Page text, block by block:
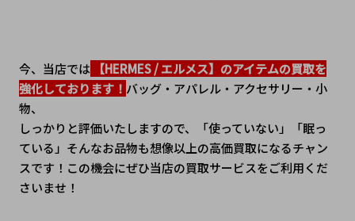
今、当店では 【HERMES / エルメス】のアイテムの買取を
強化しております！ バッグ・アパレル・アクセサリー・小
物、
しっかりと評価いたしますので、「使っていない」「眠っ
ている」そんなお品物も想像以上の高価買取になるチャン
スです！この機会にぜひ当店の買取サービスをご利用くだ
さいませ！